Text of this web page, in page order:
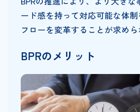
ード感を持って対応可能な体
フローを変革することが求めら
BPRのメリット